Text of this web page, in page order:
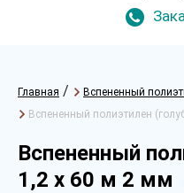
Главная / Вспененный
Вспененный полиэтилен
Вспененный
1,2 х 60 м 2 мм